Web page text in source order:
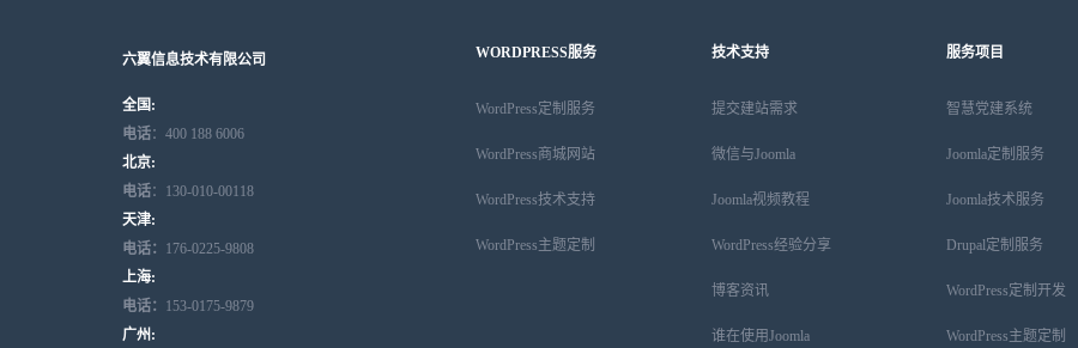
六翼信息技术有限公司
全国:
电话：400 188 6006
北京:
电话：130-010-00118
天津:
电话： 176-0225-9808
上海:
电话： 153-0175-9879
广州:
WORDPRESS服务
WordPress定制服务
WordPress商城网站
WordPress技术支持
WordPress主题定制
技术支持
提交建站需求
微信与Joomla
Joomla视频教程
WordPress经验分享
博客资讯
谁在使用Joomla
服务项目
智慧党建系统
Joomla定制服务
Joomla技术服务
Drupal定制服务
WordPress定制开发
WordPress主题定制